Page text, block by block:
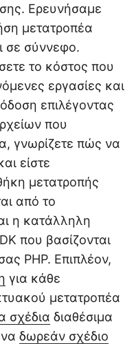
Ερευνήσαμε
μετατροπέα
σε σύννεφο.
το κόστος που
εργασίες και
επιλέγοντας
που
γνωρίζετε πώς να
είστε
μετατροπής
από το
η κατάλληλη
που βασίζονται
PHP. Επιπλέον,
για κάθε
μετατροπέα
σχέδια διαθέσιμα
δωρεάν σχέδιο